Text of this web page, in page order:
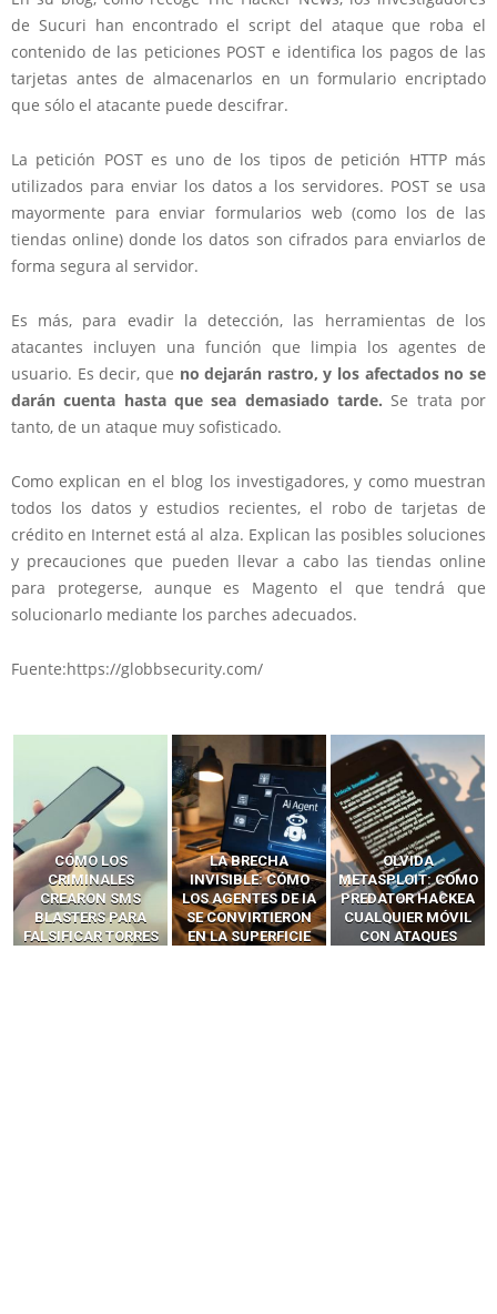
de Sucuri han encontrado el script del ataque que roba el
contenido de las peticiones POST e identifica los pagos de las
tarjetas antes de almacenarlos en un formulario encriptado
que sólo el atacante puede descifrar.
La petición POST es uno de los tipos de petición HTTP más
utilizados para enviar los datos a los servidores. POST se usa
mayormente para enviar formularios web (como los de las
tiendas online) donde los datos son cifrados para enviarlos de
forma segura al servidor.
Es más, para evadir la detección, las herramientas de los
atacantes incluyen una función que limpia los agentes de
usuario. Es decir, que no dejarán rastro, y los afectados no se
darán cuenta hasta que sea demasiado tarde.Se trata por
tanto, de un ataque muy sofisticado.
Como explican en el blog los investigadores, y como muestran
todos los datos y estudios recientes, el robo de tarjetas de
crédito en Internet está al alza. Explican las posibles soluciones
y precauciones que pueden llevar a cabo las tiendas online
para protegerse, aunque es Magento el que tendrá que
solucionarlo mediante los parches adecuados.
Fuente:https://globbsecurity.com/
LA BRECHA
INVISIBLE: CÓMO
LOS AGENTES DE IA
SE CONVIRTIERON
EN LA SUPERFICIE
OLVIDA
METASPLOIT: CÓMO
PREDATOR HACKEA
CUALQUIER MÓVIL
CON ATAQUES
CÓMO LOS HACKERS
INTERCEPTAN OTPS
Y LLAMADAS
MÓVILES SIN
‘HACKEAR’ — EL